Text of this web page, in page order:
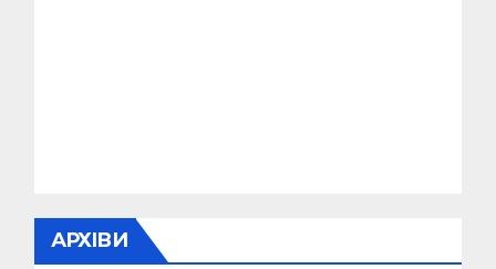
АРХІВИ